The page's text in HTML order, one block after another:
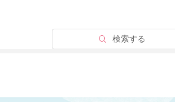
検索する